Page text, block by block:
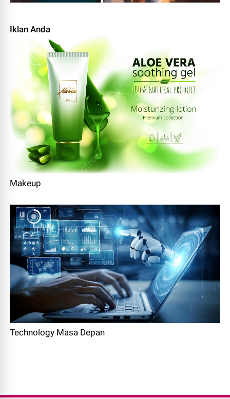
Iklan Anda
Makeup
Technology Masa Depan